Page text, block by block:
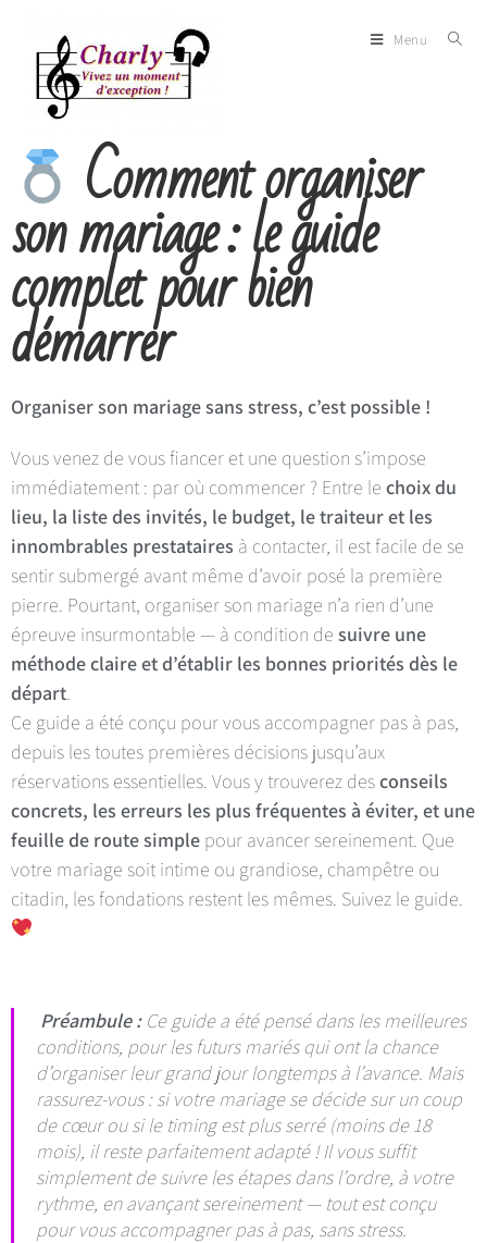
Menu
Comment organiser
son mariage : le guide
complet pour bien
démarrer
Organiser son mariage sans stress, c’est possible !
Vous venez de vous fiancer et une question s’impose
immédiatement : par où commencer ? Entre le choix du
lieu, la liste des invités, le budget, le traiteur et les
innombrables prestataires à contacter, il est facile de se
sentir submergé avant même d’avoir posé la première
pierre. Pourtant, organiser son mariage n’a rien d’une
épreuve insurmontable — à condition de suivre une
méthode claire et d’établir les bonnes priorités dès le
départ.
Ce guide a été conçu pour vous accompagner pas à pas,
depuis les toutes premières décisions jusqu’aux
réservations essentielles. Vous y trouverez desconseils
concrets, les erreurs les plus fréquentes à éviter, et une
feuille de route simple pour avancer sereinement. Que
votre mariage soit intime ou grandiose, champêtre ou
citadin, les fondations restent les mêmes. Suivez le guide.
Préambule :Ce guide a été pensé dans les meilleures
conditions, pour les futurs mariés qui ont la chance
d’organiser leur grand jour longtemps à l’avance. Mais
rassurez-vous : si votre mariage se décide sur un coup
de cœur ou si le timing est plus serré (moins de 18
mois), il reste parfaitement adapté ! Il vous suffit
simplement de suivre les étapes dans l’ordre, à votre
rythme, en avançant sereinement — tout est conçu
pour vous accompagner pas à pas, sans stress.